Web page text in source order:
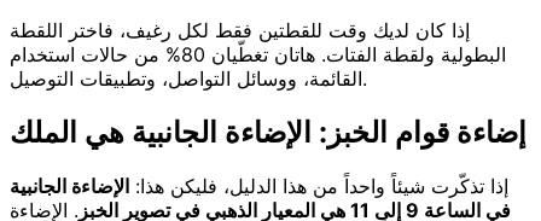
إذا كان لديك وقت للقطتين فقط لكل رغيف، فاختر اللقطة
البطولية ولقطة الفتات. هاتان تغطّيان 80% من حالات استخدام
القائمة، ووسائل التواصل، وتطبيقات التوصيل.
إضاءة قوام الخبز: الإضاءة الجانبية هي الملك
إذا تذكّرت شيئاً واحداً من هذا الدليل، فليكن هذا: الإضاءة الجانبية
في الساعة 9 إلى 11 هي المعيار الذهبي في تصوير الخبز
. الإضاءة